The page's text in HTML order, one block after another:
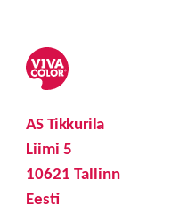
AS Tikkurila
Liimi 5
10621 Tallinn
Eesti